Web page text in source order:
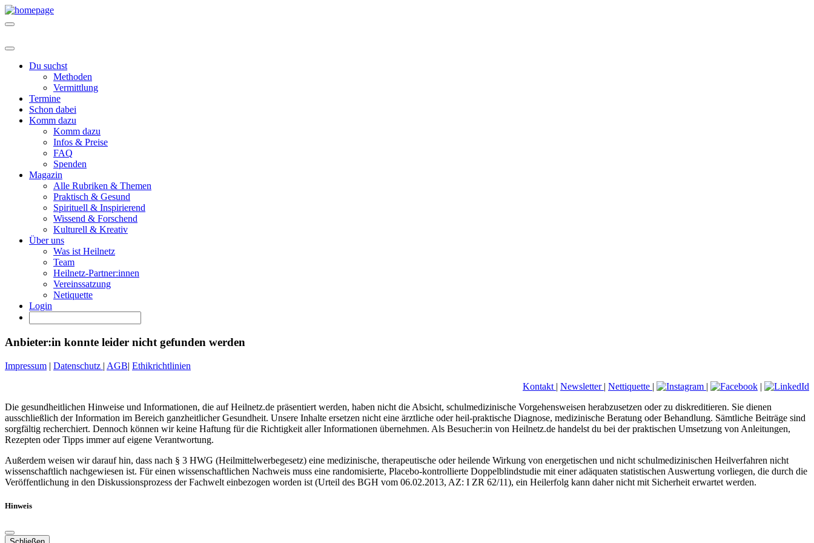
Du suchst
Methoden
Vermittlung
Termine
Schon dabei
Komm dazu
Komm dazu
Infos & Preise
FAQ
Spenden
Magazin
Alle Rubriken & Themen
Praktisch & Gesund
Spirituell & Inspirierend
Wissend & Forschend
Kulturell & Kreativ
Über uns
Was ist Heilnetz
Team
Heilnetz-Partner:innen
Vereinssatzung
Netiquette
Login
Anbieter:in konnte leider nicht gefunden werden
Impressum | Datenschutz | AGB| Ethikrichtlinien
Kontakt | Newsletter | Nettiquette | |
|
Die gesundheitlichen Hinweise und Informationen, die auf Heilnetz.de präsentiert werden, haben nicht die Absicht, schulmedizinische Vorgehensweisen herabzusetzen oder zu diskreditieren. Sie dienen
ausschließlich der Information im Bereich ganzheitlicher Gesundheit. Unsere Inhalte ersetzen nicht eine ärztliche oder heil-praktische Diagnose, medizinische Beratung oder Behandlung. Sämtliche Beiträge sind
sorgfältig recherchiert. Dennoch können wir keine Haftung für die Richtigkeit aller Informationen übernehmen. Als Besucher:in von Heilnetz.de handelst du bei der praktischen Umsetzung von Anleitungen,
Rezepten oder Tipps immer auf eigene Verantwortung.
Außerdem weisen wir darauf hin, dass nach § 3 HWG (Heilmittelwerbegesetz) eine medizinische, therapeutische oder heilende Wirkung von energetischen und nicht schulmedizinischen Heilverfahren nicht
wissenschaftlich nachgewiesen ist. Für einen wissenschaftlichen Nachweis muss eine randomisierte, Placebo-kontrollierte Doppelblindstudie mit einer adäquaten statistischen Auswertung vorliegen, die durch die
Veröffentlichung in den Diskussionsprozess der Fachwelt einbezogen worden ist (Urteil des BGH vom 06.02.2013, AZ: I ZR 62/11), ein Heilerfolg kann daher nicht mit Sicherheit erwartet werden.
Hinweis